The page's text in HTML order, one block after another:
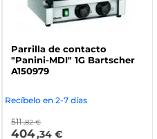
Parrilla de contacto
"Panini-MDI" 1G Bartscher
A150979
Recíbelo en 2-7 días
511 ,82 €
404,34 €